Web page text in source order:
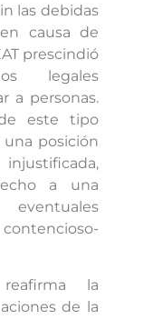
las debidas
causa de
prescindió
legales
a personas.
este tipo
posición
a una
la
de la